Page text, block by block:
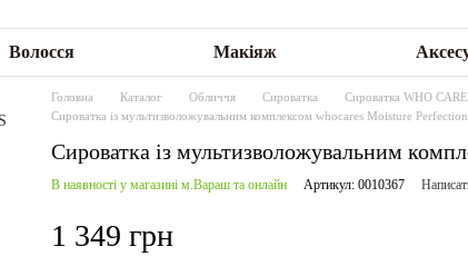
Волосся Макіяж
Головна Каталог Обличчя Сироватка
Сироватка WHO
Сироватка із мультизволожувальним комплексом whocares Moisture
Сироватка із мультизволожувальним
В наявності у магазині м.Вараш та онлайн Артикул: 0010367
1 349 грн